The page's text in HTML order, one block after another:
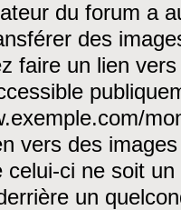
du forum a
des
faire un lien
vers des
celui-ci ne soit
un